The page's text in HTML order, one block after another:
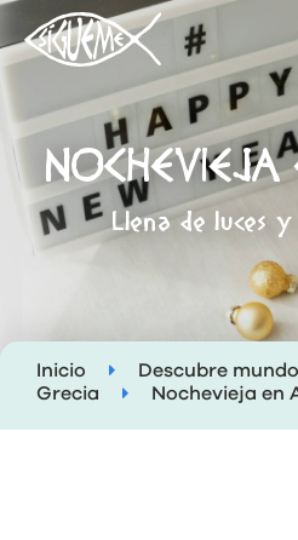
NOCHEVIEJA
Llena de luces
Inicio Descubre mundo
Grecia
Nochevieja en